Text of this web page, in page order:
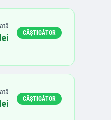
CÂȘTIGĂTOR
CÂȘTIGĂTOR